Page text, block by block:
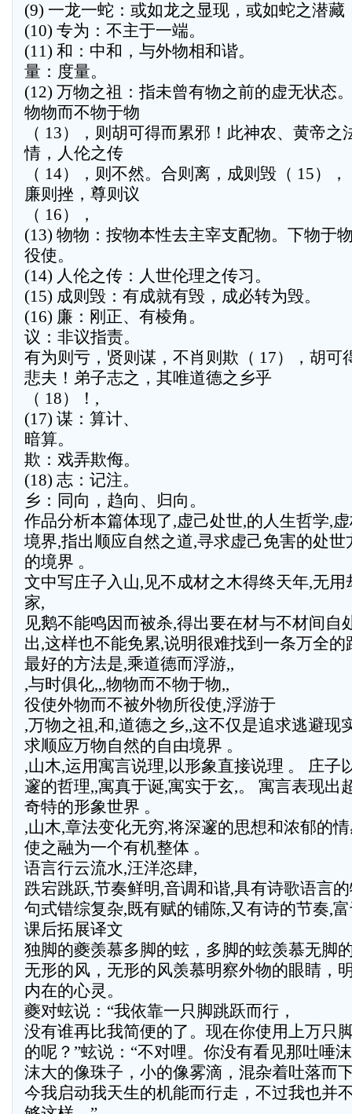
(9) 一龙一蛇：或如龙之显现，或如蛇之潜藏
(10) 专为：不主于一端。
(11) 和：中和，与外物相和谐。
量：度量。
(12) 万物之祖：指未曾有物之前的虚无状态
物物而不物于物
（ 13），则胡可得而累邪！此神农、黄帝
情，人伦之传
（ 14），则不然。合则离，成则毁（ 15），
廉则挫，尊则议
（ 16），
(13) 物物：按物本性去主宰支配物。下物于
役使。
(14) 人伦之传：人世伦理之传习。
(15) 成则毁：有成就有毁，成必转为毁。
(16) 廉：刚正、有棱角。
议：非议指责。
有为则亏，贤则谋，不肖则欺（ 17），胡可
悲夫！弟子志之，其唯道德之乡乎
（ 18）！,
(17) 谋：算计、
暗算。
欺：戏弄欺侮。
(18) 志：记注。
乡：同向，趋向、归向。
作品分析本篇体现了,虚己处世,的人生哲学,
境界,指出顺应自然之道,寻求虚己免害的处
的境界 。
文中写庄子入山,见不成材之木得终天年,无
家,
见鹅不能鸣因而被杀,得出要在材与不材间自
出,这样也不能免累,说明很难找到一条万全的
最好的方法是,乘道德而浮游,,
,与时俱化,,,物物而不物于物,,
役使外物而不被外物所役使,浮游于
,万物之祖,和,道德之乡,,这不仅是追求逃避现
求顺应万物自然的自由境界 。
,山木,运用寓言说理,以形象直接说理 。 庄子
邃的哲理,,寓真于诞,寓实于玄,。 寓言表现出
奇特的形象世界 。
,山木,章法变化无穷,将深邃的思想和浓郁的
使之融为一个有机整体 。
语言行云流水,汪洋恣肆,
跌宕跳跃,节奏鲜明,音调和谐,具有诗歌语言
句式错综复杂,既有赋的铺陈,又有诗的节奏,
课后拓展译文
独脚的夔羡慕多脚的蚿，多脚的蚿羡慕无脚
无形的风，无形的风羡慕明察外物的眼睛，
内在的心灵。
夔对蚿说：“我依靠一只脚跳跃而行，
没有谁再比我简便的了。现在你使用上万只
的呢？”蚿说：“不对哩。你没有看见那吐唾
沫大的像珠子，小的像雾滴，混杂着吐落而
今我启动我天生的机能而行走，不过我也并